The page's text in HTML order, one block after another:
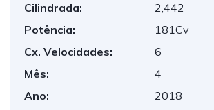
Cilindrada:
2,442
Potência:
181Cv
Cx. Velocidades:
6
Mês:
4
Ano:
2018